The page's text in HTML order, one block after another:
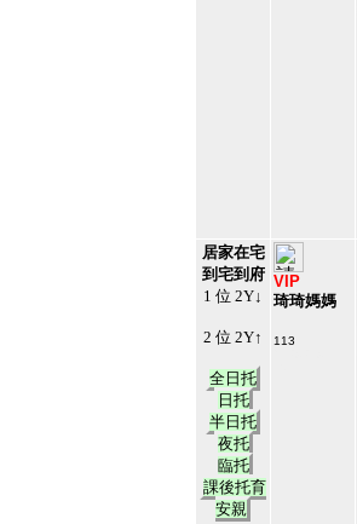
居家在宅
到宅到府
1 位 2Y↓
2 位 2Y↑
全日托
日托
半日托
夜托
臨托
課後托育
安親
VIP
琦琦媽媽
113